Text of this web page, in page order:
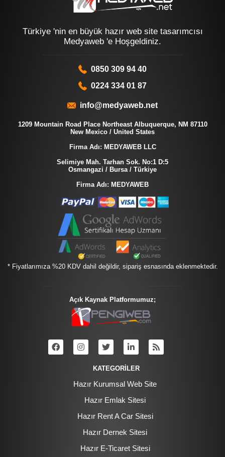
Türkiye 'nin en büyük hazır web site tasarımcısı
Medyaweb 'e Hoşgeldiniz.
0850 309 94 40
0224 334 01 87
info@medyaweb.net
1209 Mountain Road Place Northeast Albuquerque, NM 87110
New Mexico / United States
Firma Adı: MEDYAWEB LLC
Selimiye Mah. Tarhan Sok. No:1 D:5
Osmangazi / Bursa / Türkiye
Firma Adı: MEDYAWEB
* Fiyatlarımıza %20 KDV dahil değildir, sipariş esnasında eklenmektedir.
Açık Kaynak Platformumuz;
KATEGORİLER
Hazır Kurumsal Web Site
Hazır Emlak Sitesi
Hazır Rent A Car Sitesi
Hazır Dernek Sitesi
Hazır E-Ticaret Sitesi